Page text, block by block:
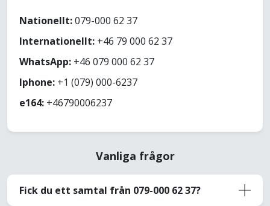
Nationellt:079-000 62 37
Internationellt: +46 79 000 62 37
WhatsApp: +46 079 000 62 37
Iphone: +1 (079) 000-6237
e164: +46790006237
Vanliga frågor
Fick du ett samtal från 079-000 62 37?